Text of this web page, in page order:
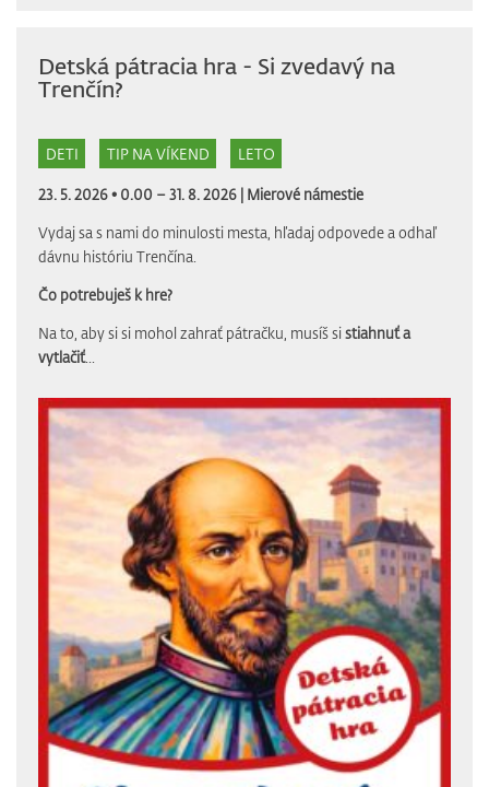
Detská pátracia hra - Si zvedavý na
Trenčín?
DETI TIP NA VÍKEND LETO
23. 5. 2026 • 0.00 – 31. 8. 2026 | Mierové námestie
Vydaj sa s nami do minulosti mesta, hľadaj odpovede a odhaľ
dávnu históriu Trenčína.
Čo potrebuješ k hre?
Na to, aby si si mohol zahrať pátračku, musíš sistiahnuť a
vytlačiť...